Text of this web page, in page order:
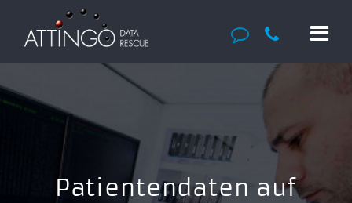
Patientendaten auf